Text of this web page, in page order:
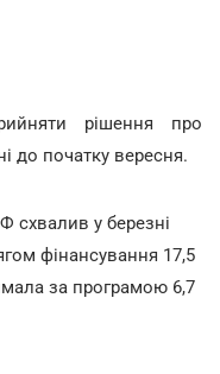
рішення про
до початку вересня.
схвалив у березні
фінансування 17,5
за програмою 6,7